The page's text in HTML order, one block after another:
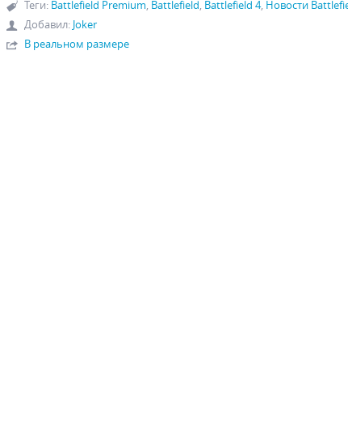
Теги: Battlefield Premium, Battlefield, Battlefield 4, Новости
Добавил: Joker
В реальном размере